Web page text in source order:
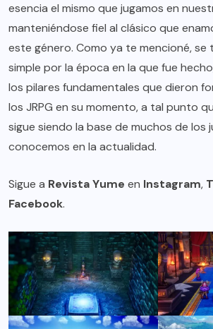
esencia el mismo que jugamos en
manteniéndose fiel al clásico que
este género. Como ya te mencioné, se
simple por la época en la que fue
los pilares fundamentales que dieron
los JRPG en su momento, a tal punto
sigue siendo la base de muchos de los
conocemos en la actualidad.
Sigue a Revista Yume en Instagram,
Facebook.